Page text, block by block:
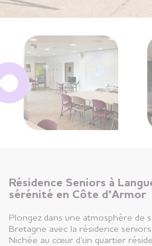
Résidence Seniors à
sérénité en Côte d’Armor
Plongez dans une atmosphère de
Bretagne avec la résidence
Nichée au cœur d’un quartier